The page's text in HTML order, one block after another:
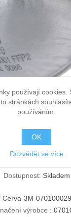
3M 8810 Resp.FFP2
Dostupnost: Skladem
Cerva-3M-
výrobce :
používají cookies.
stránkách
používáním.
OK
Dozvědět se více